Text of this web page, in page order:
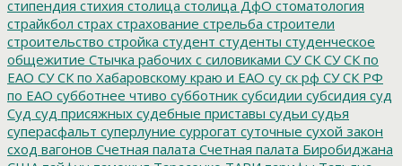
стипендия стихия столица столица ДфО стоматология
страйкбол страх страхование стрельба строители
строительство стройка студент студенты студенческое
общежитие Стычка рабочих с силовиками СУ СК СУ СК по
ЕАО СУ СК по Хабаровскому краю и ЕАО су ск рф СУ СК РФ
по ЕАО субботнее чтиво субботник субсидии субсидия суд
Суд суд присяжных судебные приставы судьи судья
суперасфальт суперлуние суррогат суточные сухой закон
сход вагонов Счетная палата Счетная палата Биробиджана